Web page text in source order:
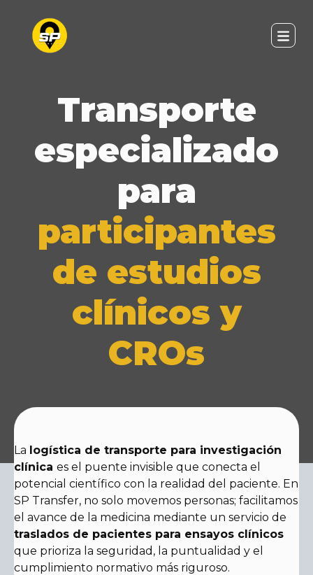
Transporte
especializado
para
participantes
de estudios
clínicos y
CROs
La logística de transporte para investigación
clínica es el puente invisible que conecta el
potencial científico con la realidad del paciente. En
SP Transfer, no solo movemos personas; facilitamos
el avance de la medicina mediante un servicio de
traslados de pacientes para ensayos clínicos
que prioriza la seguridad, la puntualidad y el
cumplimiento normativo más riguroso.